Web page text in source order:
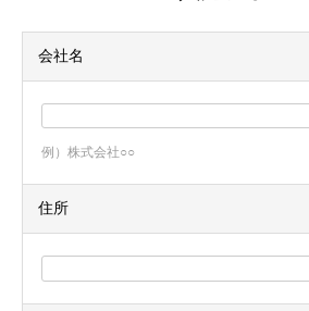
会社名
例）株式会社○○
住所